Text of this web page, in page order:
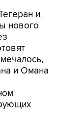
и
нового
и Омана